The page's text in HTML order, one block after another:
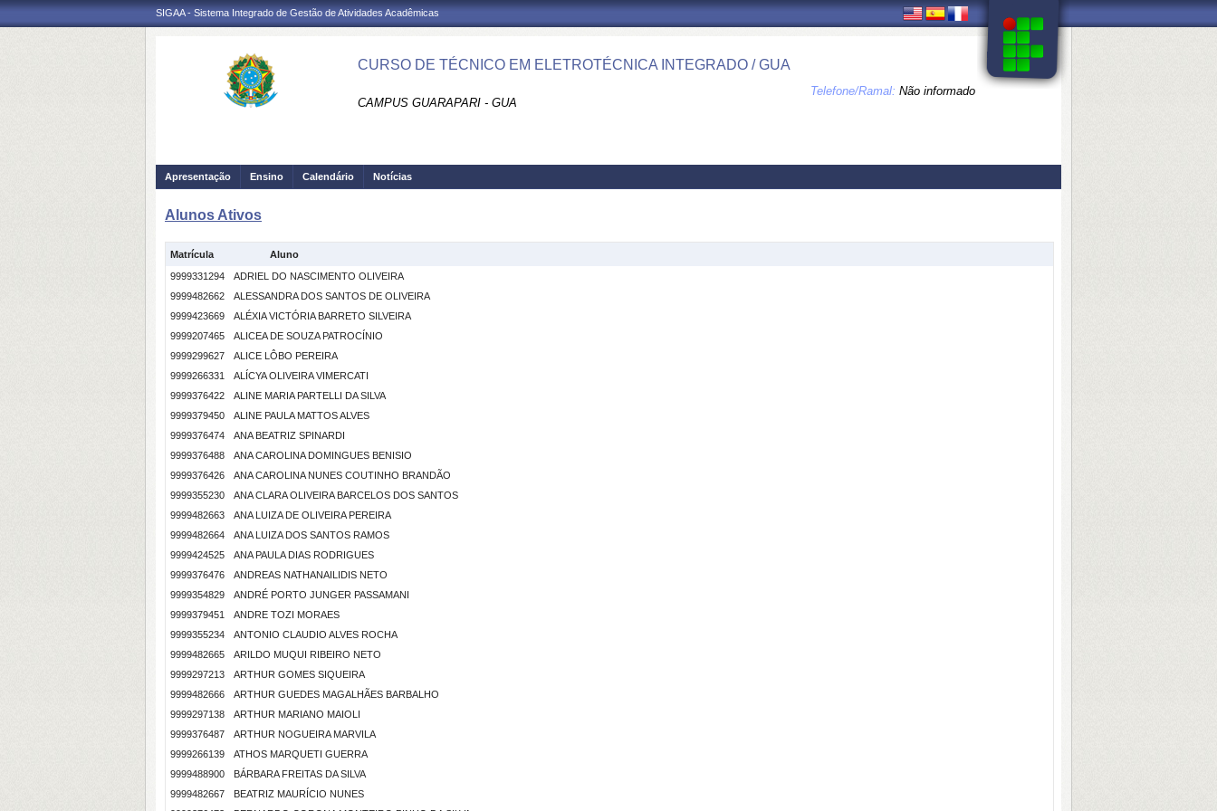
SIGAA - Sistema Integrado de Gestão de Atividades Acadêmicas
CURSO DE TÉCNICO EM ELETROTÉCNICA INTEGRADO / GUA
CAMPUS GUARAPARI - GUA
Telefone/Ramal: Não informado
Apresentação Ensino Calendário Notícias
Alunos Ativos
Matrícula
Aluno
9999331294
ADRIEL DO NASCIMENTO OLIVEIRA
9999482662
ALESSANDRA DOS SANTOS DE OLIVEIRA
9999423669
ALÉXIA VICTÓRIA BARRETO SILVEIRA
9999207465
ALICEA DE SOUZA PATROCÍNIO
9999299627
ALICE LÔBO PEREIRA
9999266331
ALÍCYA OLIVEIRA VIMERCATI
9999376422
ALINE MARIA PARTELLI DA SILVA
9999379450
ALINE PAULA MATTOS ALVES
9999376474
ANA BEATRIZ SPINARDI
9999376488
ANA CAROLINA DOMINGUES BENISIO
9999376426
ANA CAROLINA NUNES COUTINHO BRANDÃO
9999355230
ANA CLARA OLIVEIRA BARCELOS DOS SANTOS
9999482663
ANA LUIZA DE OLIVEIRA PEREIRA
9999482664
ANA LUIZA DOS SANTOS RAMOS
9999424525
ANA PAULA DIAS RODRIGUES
9999376476
ANDREAS NATHANAILIDIS NETO
9999354829
ANDRÉ PORTO JUNGER PASSAMANI
9999379451
ANDRE TOZI MORAES
9999355234
ANTONIO CLAUDIO ALVES ROCHA
9999482665
ARILDO MUQUI RIBEIRO NETO
9999297213
ARTHUR GOMES SIQUEIRA
9999482666
ARTHUR GUEDES MAGALHÃES BARBALHO
9999297138
ARTHUR MARIANO MAIOLI
9999376487
ARTHUR NOGUEIRA MARVILA
9999266139
ATHOS MARQUETI GUERRA
9999488900
BÁRBARA FREITAS DA SILVA
9999482667
BEATRIZ MAURÍCIO NUNES